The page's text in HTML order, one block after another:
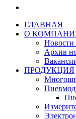
ГЛАВНАЯ
О
Новости
Архив
ПРОДУКЦИЯ